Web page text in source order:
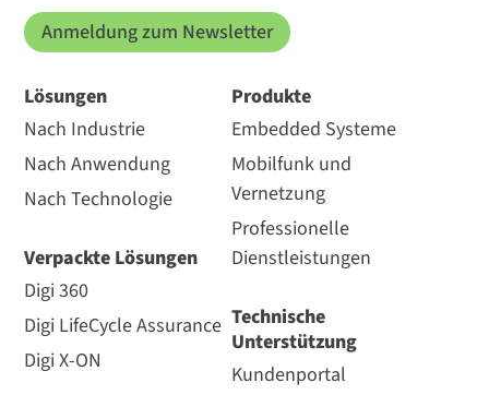
Anmeldung zum Newsletter
Lösungen
Nach Industrie
Nach Anwendung
Nach Technologie
Verpackte Lösungen
Digi 360
Digi LifeCycle Assurance
Digi X-ON
Produkte
Embedded Systeme
Mobilfunk und
Vernetzung
Professionelle
Dienstleistungen
Technische
Unterstützung
Kundenportal